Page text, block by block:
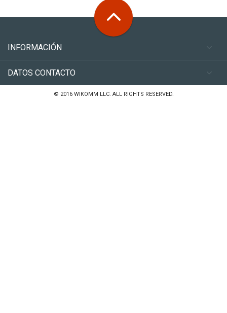
INFORMACIÓN
DATOS CONTACTO
© 2016 WIKOMM LLC. ALL RIGHTS RESERVED.